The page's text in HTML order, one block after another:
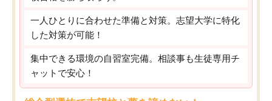
一人ひとりに合わせた準備と対策。志望大学に特化
した対策が可能！
集中できる環境の自習室完備。相談事も生徒専用チ
ャットで安心！